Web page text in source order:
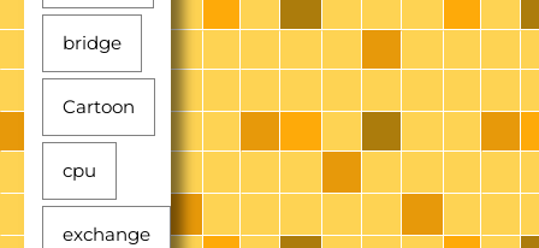
bridge
Cartoon
cpu
exchange